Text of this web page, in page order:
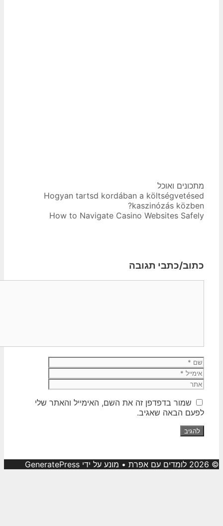
קטגוריות
מתכונים ואוכל
ניווט
פוסטים
Hogyan tartsd kordában a költségvetésed
kaszinózás közben?
How to Navigate Casino Websites Safely
כתוב/כתבי תגובה
שם
שמור בדפדפן זה את השם, האימייל והאתר שלי
לפעם הבאה שאגיב.
© 2026 לומדים עם אפרת • מונע על ידיGeneratePress